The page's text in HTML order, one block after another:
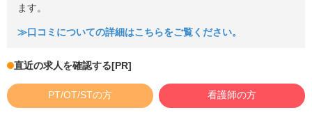
ます。
≫口コミについての詳細はこちらをご覧ください。
直近の求人を確認する[PR]
PT/OT/STの方 看護師の方